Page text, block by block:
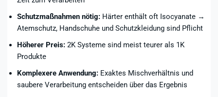
Schutzmaßnahmen nötig: Härter enthält oft Isocyanate →
Atemschutz, Handschuhe und Schutzkleidung sind Pflicht
Höherer Preis: 2K Systeme sind meist teurer als 1K
Produkte
Komplexere Anwendung: Exaktes Mischverhältnis und
saubere Verarbeitung entscheiden über das Ergebnis